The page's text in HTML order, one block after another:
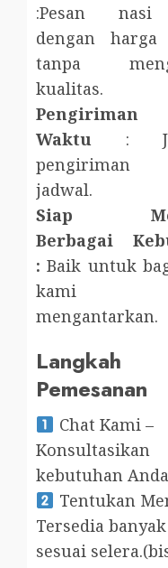
:Pesan
dengan harga
tanpa
kualitas.
Pengiriman
Waktu :
pengiriman
jadwal.
Siap
Berbagai
: Baik untuk
kami
mengantarkan.
Langkah
Pemesanan
Chat Kami –
Konsultasikan
kebutuhan
Tentukan
Tersedia
sesuai